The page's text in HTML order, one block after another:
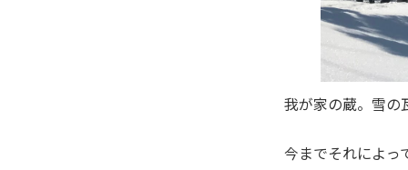
我が家の蔵。雪
今までそれによっ